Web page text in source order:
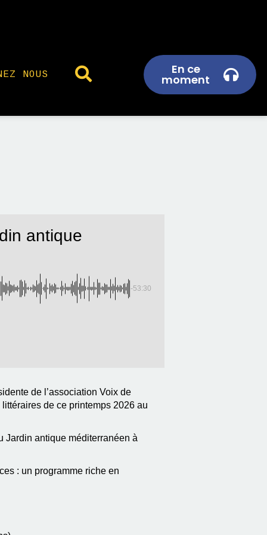
NOUS En ce
moment
antique
-53:30
de l’association Voix de
de ce printemps 2026 au
Jardin antique méditerranéen à
: un programme riche en